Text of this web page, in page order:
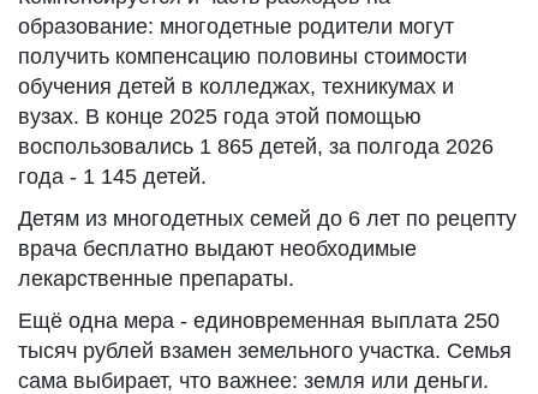
образование: многодетные родители могут
получить компенсацию половины стоимости
обучения детей в колледжах, техникумах и
вузах. В конце 2025 года этой помощью
воспользовались 1 865 детей, за полгода 2026
года - 1 145 детей.
Детям из многодетных семей до 6 лет по рецепту
врача бесплатно выдают необходимые
лекарственные препараты.
Ещё одна мера - единовременная выплата 250
тысяч рублей взамен земельного участка. Семья
сама выбирает, что важнее: земля или деньги.